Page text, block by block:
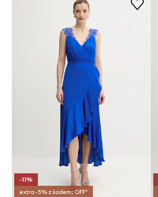
-11%
extra -5% z kodem: OFF*